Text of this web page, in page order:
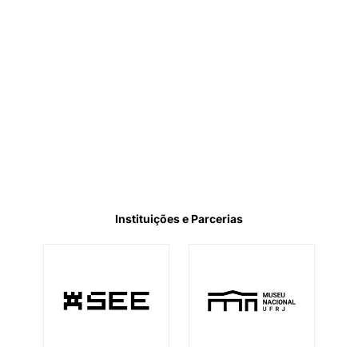
Instituições e Parcerias